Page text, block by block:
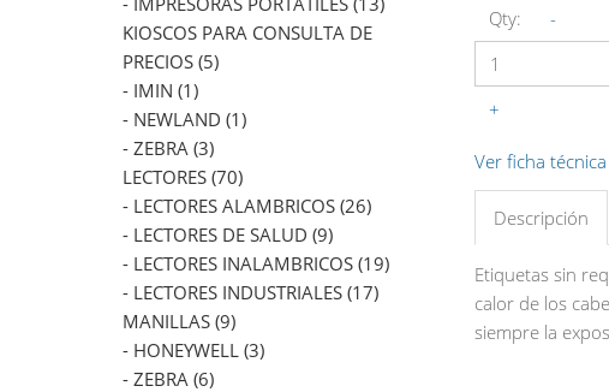
Qty:
-
+
Ver ficha técnica
Descripción
Etiquetas sin
calor de los
siempre la
KIOSCOS PARA CONSULTA DE
PRECIOS (5)
- IMIN (1)
- NEWLAND (1)
- ZEBRA (3)
LECTORES (70)
- LECTORES ALAMBRICOS (26)
- LECTORES DE SALUD (9)
- LECTORES INALAMBRICOS (19)
- LECTORES INDUSTRIALES (17)
MANILLAS (9)
- HONEYWELL (3)
- ZEBRA (6)